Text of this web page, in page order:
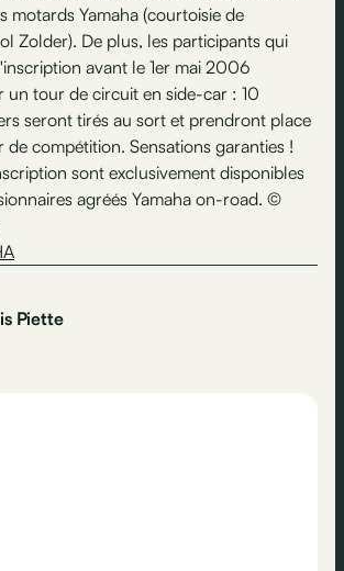
motards Yamaha (courtoisie de
Zolder). De plus, les participants qui
avant le 1er mai 2006
un tour de circuit en side-car : 10
seront tirés au sort et prendront place
de compétition. Sensations garanties !
sont exclusivement disponibles
agréés Yamaha on-road. ©
Piette